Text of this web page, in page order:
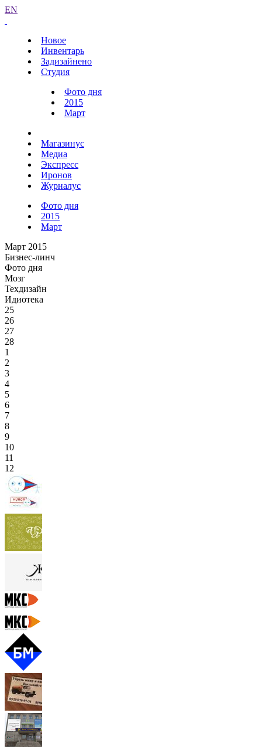
EN
Новое
Инвентарь
Задизайнено
Студия
Фото дня
2015
Март
Магазинус
Медиа
Экспресс
Иронов
Журналус
Фото дня
2015
Март
Март 2015
Бизнес-линч
Фото дня
Мозг
Техдизайн
Идиотека
25
26
27
28
1
2
3
4
5
6
7
8
9
10
11
12